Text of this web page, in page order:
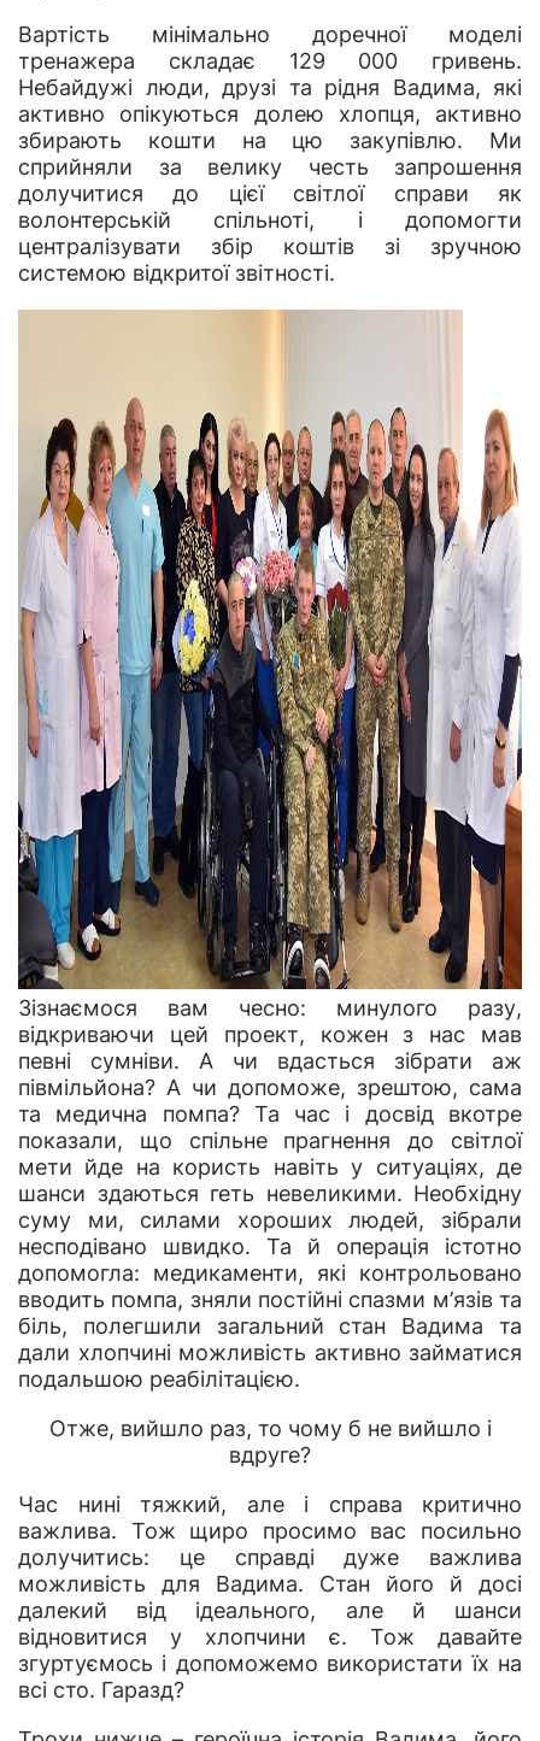
Вартість мінімально доречної моделі
тренажера складає 129 000 гривень.
Небайдужі люди, друзі та рідня Вадима, які
активно опікуються долею хлопця, активно
збирають кошти на цю закупівлю. Ми
сприйняли за велику честь запрошення
долучитися до цієї світлої справи як
волонтерській спільноті, і допомогти
централізувати збір коштів зі зручною
системою відкритої звітності.
Зізнаємося вам чесно: минулого разу,
відкриваючи цей проект, кожен з нас мав
певні сумніви. А чи вдасться зібрати аж
півмільйона? А чи допоможе, зрештою, сама
та медична помпа? Та час і досвід вкотре
показали, що спільне прагнення до світлої
мети йде на користь навіть у ситуаціях, де
шанси здаються геть невеликими. Необхідну
суму ми, силами хороших людей, зібрали
несподівано швидко. Та й операція істотно
допомогла: медикаменти, які контрольовано
вводить помпа, зняли постійні спазми м’язів та
біль, полегшили загальний стан Вадима та
дали хлопчині можливість активно займатися
подальшою реабілітацією.
Отже, вийшло раз, то чому б не вийшло і
вдруге?
Час нині тяжкий, але і справа критично
важлива. Тож щиро просимо вас посильно
долучитись: це справді дуже важлива
можливість для Вадима. Стан його й досі
далекий від ідеального, але й шанси
відновитися у хлопчини є. Тож давайте
згуртуємось і допоможемо використати їх на
всі сто. Гаразд?